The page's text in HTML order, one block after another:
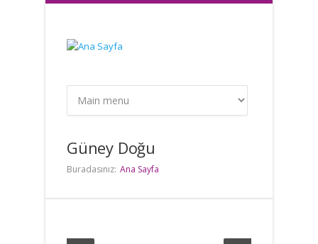
Ana içeriğe atla
Güney Doğu
Buradasınız: Ana Sayfa